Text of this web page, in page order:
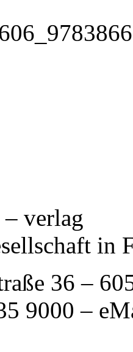
verlag
in
36 –
9000 –